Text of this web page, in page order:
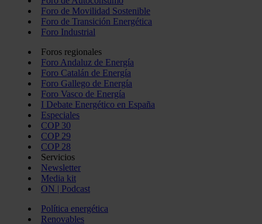
Foro de Movilidad Sostenible
Foro de Transición Energética
Foro Industrial
Foros regionales
Foro Andaluz de Energía
Foro Catalán de Energía
Foro Gallego de Energía
Foro Vasco de Energía
I Debate Energético en España
Especiales
COP 30
COP 29
COP 28
Servicios
Newsletter
Media kit
ON | Podcast
Política energética
Renovables